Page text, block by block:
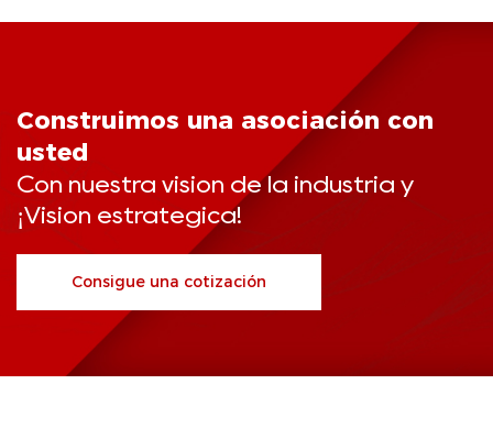
Construimos una asociación con
usted
Con nuestra visión de la industria y
¡Visión estratégica!
Consigue una cotización